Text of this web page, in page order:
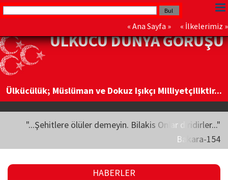
« Ana Sayfa » « İlkelerimiz »
ÜLKÜCÜ DÜNYA GÖRÜŞÜ
Ülkücülük; Müslüman ve Dokuz Işıkçı Milliyetçiliktir...
"...Şehitlere ölüler demeyin. Bilakis Onlar diridirler..."
Bakara-154
HABERLER